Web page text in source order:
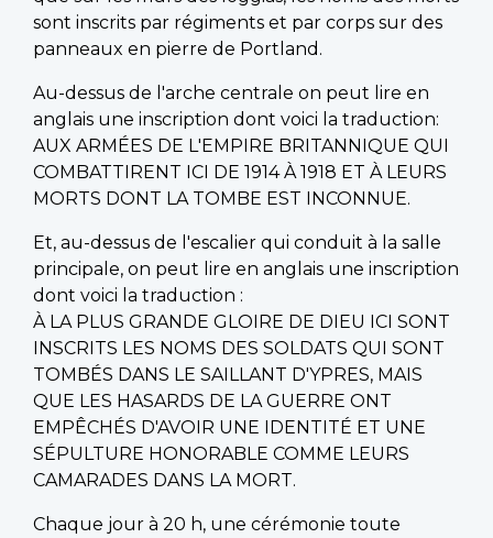
sont inscrits par régiments et par corps sur des
panneaux en pierre de Portland.
Au-dessus de l'arche centrale on peut lire en
anglais une inscription dont voici la traduction:
AUX ARMÉES DE L'EMPIRE BRITANNIQUE QUI
COMBATTIRENT ICI DE 1914 À 1918 ET À LEURS
MORTS DONT LA TOMBE EST INCONNUE.
Et, au-dessus de l'escalier qui conduit à la salle
principale, on peut lire en anglais une inscription
dont voici la traduction :
À LA PLUS GRANDE GLOIRE DE DIEU ICI SONT
INSCRITS LES NOMS DES SOLDATS QUI SONT
TOMBÉS DANS LE SAILLANT D'YPRES, MAIS
QUE LES HASARDS DE LA GUERRE ONT
EMPÊCHÉS D'AVOIR UNE IDENTITÉ ET UNE
SÉPULTURE HONORABLE COMME LEURS
CAMARADES DANS LA MORT.
Chaque jour à 20 h, une cérémonie toute